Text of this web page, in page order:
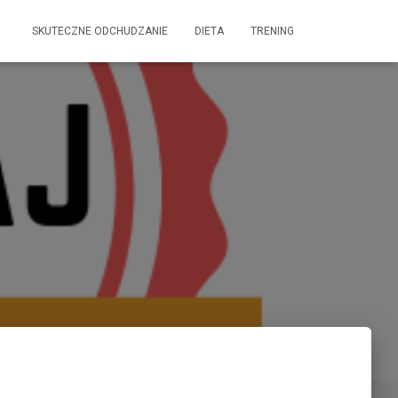
SKUTECZNE ODCHUDZANIE DIETA TRENING